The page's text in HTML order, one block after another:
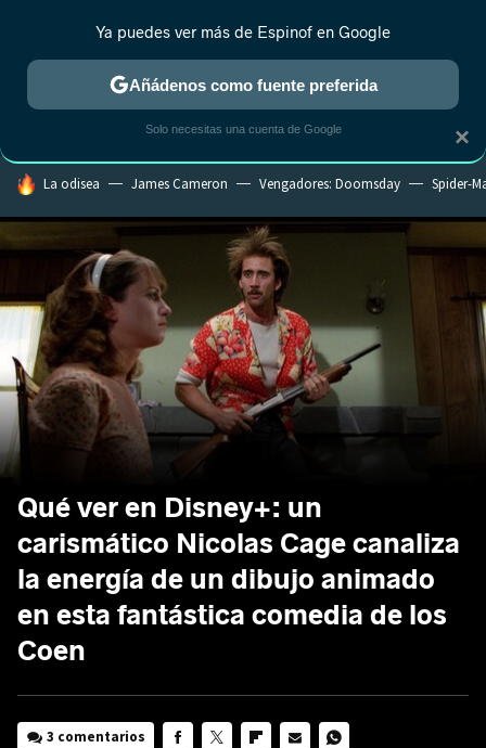
ESTRENOS REALITY ANIME RANKINGS CINE
HOY SE HABLA DE
La odisea James Cameron Vengadores: Doomsday Spider-
Qué ver en Disney+: un
carismático Nicolas Cage canaliza
la energía de un dibujo animado
en esta fantástica comedia de los
Coen
3 comentarios
×
Ya puedes ver más de Espinof en Google
Añádenos como fuente preferida
Solo necesitas una cuenta de Google